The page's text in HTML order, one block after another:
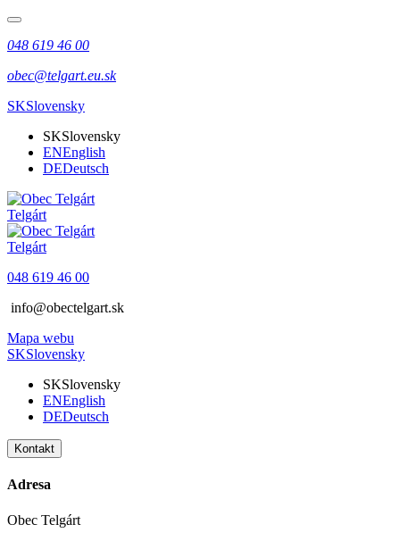
048 619 46 00
obec@telgart.eu.sk
SKSlovensky
SKSlovensky
ENEnglish
DEDeutsch
Telgárt
Telgárt
048 619 46 00
info@obectelgart.sk
Mapa webu
SKSlovensky
SKSlovensky
ENEnglish
DEDeutsch
Kontakt
Adresa
Obec Telgárt